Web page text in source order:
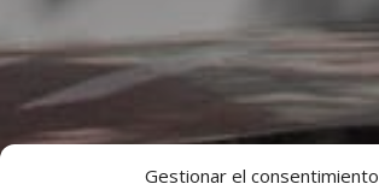
Gestionar el consentimiento